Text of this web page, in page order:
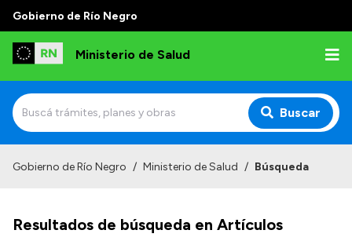
Gobierno de Río Negro
Ministerio de Salud
Buscar
Normativa y Funciones
Gobierno de Río Negro / Ministerio de Salud / Búsqueda
Resultados de búsqueda en Artículos